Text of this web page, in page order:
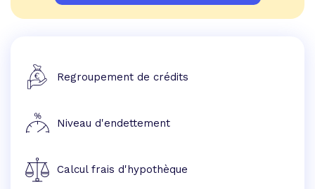
Regroupement de crédits
Niveau d'endettement
Calcul frais d'hypothèque